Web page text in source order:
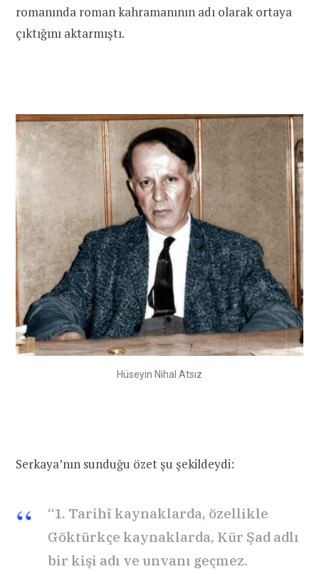
romanında roman kahramanının adı olarak ortaya
çıktığını aktarmıştı.
Hüseyin Nihal Atsız
Serkaya’nın sunduğu özet şu şekildeydi:
“1. Tarihî kaynaklarda, özellikle
Göktürkçe kaynaklarda, Kür Şad adlı
bir kişi adı ve unvanı geçmez.